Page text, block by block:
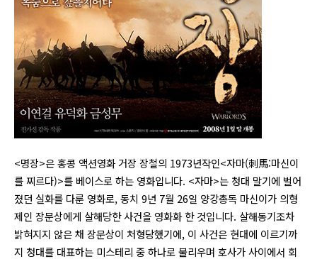
<명장>은 홍콩 액션영화 거장 장철의 1973년작인<자마(刺馬:마신이
를 찌르다)>를 베이스로 하는 영화입니다. <자마>는 청대 말기에 벌어
졌던 실화를 다룬 영화로, 동치 9년 7월 26일 양강총독 마신이가 의형
제인 장문상에게 살해당한 사건을 영화화 한 것입니다. 살해동기조차
밝혀지지 않은 채 장문상이 처형당했기에, 이 사건은 현대에 이르기까
지 청대를 대표하는 미스테리 중 하나로 불리우며 호사가 사이에서 회